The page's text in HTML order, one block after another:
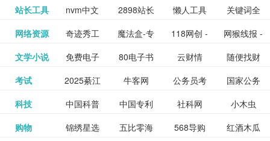
购票服
务。你可
和看过的
生成
大全 工具导航
目录网
证资讯网 网_南昌论
坛
园
精易论坛 更多>>
站长工具 nvm中文
网
2898站长
资源平台
懒人工具 关键词全
网指数查
询
SEO工具
- 站长之家
更多>>
网络资源 奇迹秀工
具箱-设计
师必备设
魔法盒-专
业的游戏
动画特效
118网创 -
创业项目
资源分享
网猴线报 -
一个简单
且纯粹的
线报酷 -
专注线报
活动
更多>>
文学小说 免费电子
书下载
网,txt小说
80电子书
_八零电子
书_80txt_
云财情 随便找财
经网
钱如故 更多>>
考试 2025綦江
区中考志
愿填报系
牛客网 公务员考
试-中公教
育网
国家公务
员局
公务员考
试信息网
更多>>
科技 中国科普
博览
中国专利
信息网
社科网
小木虫
中国科学
更多>>
购物 锦绣星选 五比零海 568导购 红酒木瓜